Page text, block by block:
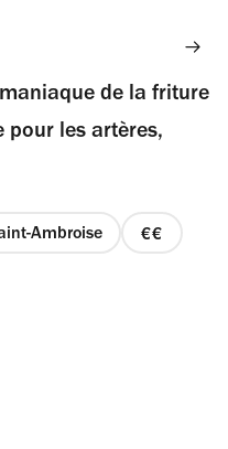
de la friture
pour les artères,
Ambroise
prix